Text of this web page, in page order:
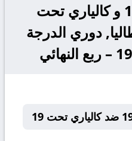
مباراة نابولي تحت 19 و كالياري تحت
دوري الدرجة